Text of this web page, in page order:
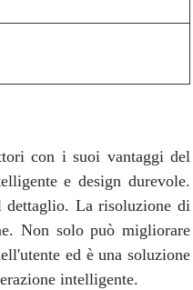
con i suoi vantaggi del
e design durevole.
dettaglio. La risoluzione di
Non solo può migliorare
ed è una soluzione
intelligente.